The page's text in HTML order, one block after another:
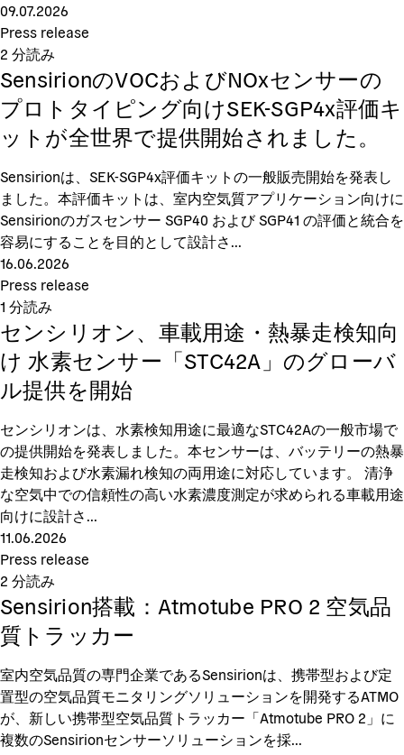
09.07.2026
Press release
2 分読み
SensirionのVOCおよびNOxセンサーの
プロトタイピング向けSEK-SGP4x評価キ
ットが全世界で提供開始されました。
Sensirionは、SEK-SGP4x評価キットの一般販売開始を発表し
ました。本評価キットは、室内空気質アプリケーション向けに
Sensirionのガスセンサー SGP40 および SGP41 の評価と統合を
容易にすることを目的として設計さ...
16.06.2026
Press release
1 分読み
センシリオン、車載用途・熱暴走検知向
け 水素センサー「STC42A」のグローバ
ル提供を開始
センシリオンは、水素検知用途に最適なSTC42Aの一般市場で
の提供開始を発表しました。本センサーは、バッテリーの熱暴
走検知および水素漏れ検知の両用途に対応しています。 清浄
な空気中での信頼性の高い水素濃度測定が求められる車載用途
向けに設計さ...
11.06.2026
Press release
2 分読み
Sensirion搭載：Atmotube PRO 2 空気品
質トラッカー
室内空気品質の専門企業であるSensirionは、携帯型および定
置型の空気品質モニタリングソリューションを開発するATMO
が、新しい携帯型空気品質トラッカー「Atmotube PRO 2」に
複数のSensirionセンサーソリューションを採...